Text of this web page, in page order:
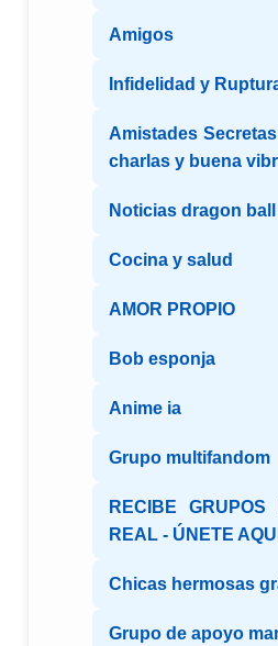
Amigos
Infidelidad y
Amistades
charlas y buena
Noticias dragon ball
Cocina y salud
AMOR PROPIO
Bob esponja
Anime ia
Grupo multifandom
RECIBE GRUPOS
REAL - ÚNETE
Chicas hermosas
Grupo de apoyo